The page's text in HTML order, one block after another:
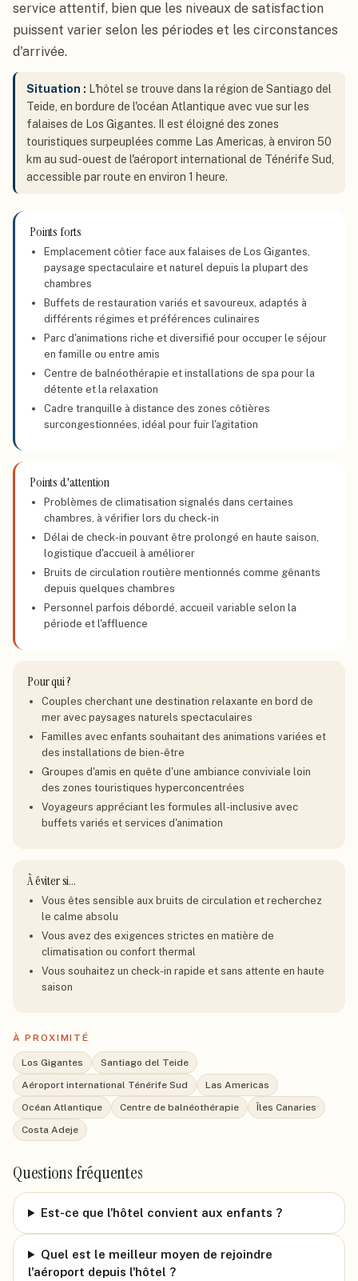
service attentif, bien que les niveaux de satisfaction
puissent varier selon les périodes et les circonstances
d'arrivée.
Situation : L'hôtel se trouve dans la région de Santiago del
Teide, en bordure de l'océan Atlantique avec vue sur les
falaises de Los Gigantes. Il est éloigné des zones
touristiques surpeuplées comme Las Americas, à environ 50
km au sud-ouest de l'aéroport international de Ténérife Sud,
accessible par route en environ 1 heure.
Points forts
Emplacement côtier face aux falaises de Los Gigantes,
paysage spectaculaire et naturel depuis la plupart des
chambres
Buffets de restauration variés et savoureux, adaptés à
différents régimes et préférences culinaires
Parc d'animations riche et diversifié pour occuper le séjour
en famille ou entre amis
Centre de balnéothérapie et installations de spa pour la
détente et la relaxation
Cadre tranquille à distance des zones côtières
surcongestionnées, idéal pour fuir l'agitation
Points d'attention
Problèmes de climatisation signalés dans certaines
chambres, à vérifier lors du check-in
Délai de check-in pouvant être prolongé en haute saison,
logistique d'accueil à améliorer
Bruits de circulation routière mentionnés comme gênants
depuis quelques chambres
Personnel parfois débordé, accueil variable selon la
période et l'affluence
Pour qui ?
Couples cherchant une destination relaxante en bord de
mer avec paysages naturels spectaculaires
Familles avec enfants souhaitant des animations variées et
des installations de bien-être
Groupes d'amis en quête d'une ambiance conviviale loin
des zones touristiques hyperconcentrées
Voyageurs appréciant les formules all-inclusive avec
buffets variés et services d'animation
À éviter si…
Vous êtes sensible aux bruits de circulation et recherchez
le calme absolu
Vous avez des exigences strictes en matière de
climatisation ou confort thermal
Vous souhaitez un check-in rapide et sans attente en haute
saison
À PROXIMITÉ
Los Gigantes
Santiago del Teide
Aéroport international Ténérife Sud
Las Americas
Océan Atlantique
Centre de balnéothérapie
Îles Canaries
Costa Adeje
Questions fréquentes
Est-ce que l'hôtel convient aux enfants ?
Quel est le meilleur moyen de rejoindre
l'aéroport depuis l'hôtel ?